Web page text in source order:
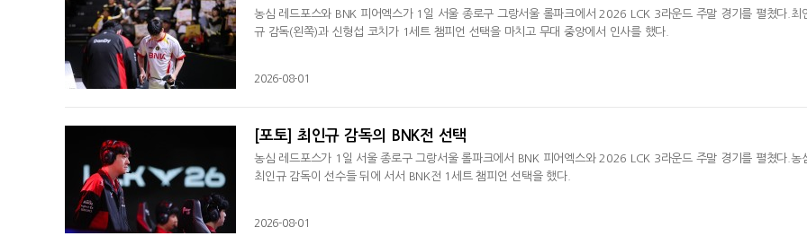
농심 레드포스와 BNK 피어엑스가 1일 서울 종로구 그랑서울 롤파크에서 2026 LCK 3라운드 주말 경기를 펼쳤다.최
규 감독(왼쪽)과 신형섭 코치가 1세트 챔피언 선택을 마치고 무대 중앙에서 인사를 했다.
2026-08-01
[포토] 최인규 감독의 BNK전 선택
농심 레드포스가 1일 서울 종로구 그랑서울 롤파크에서 BNK 피어엑스와 2026 LCK 3라운드 주말 경기를 펼쳤다.농
최인규 감독이 선수들 뒤에 서서 BNK전 1세트 챔피언 선택을 했다.
2026-08-01